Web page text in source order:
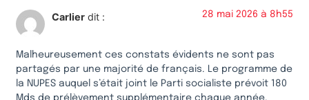
Carlier dit : 28 mai 2026 à 8h55
Malheureusement ces constats évidents ne sont pas
partagés par une majorité de français. Le programme de
la NUPES auquel s’était joint le Parti socialiste prévoit 180